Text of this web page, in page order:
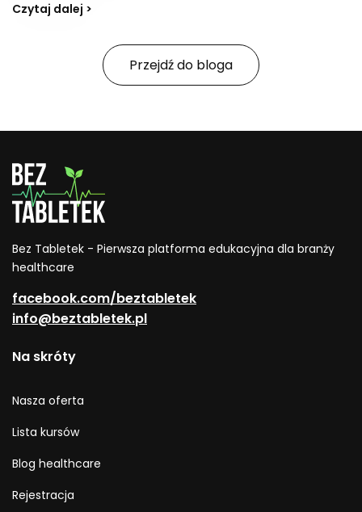
zależności od kompozycji bywają postrzegane jako
„bomba witaminowa” z witaminami z grupy B,
witaminą E i C. Jak tworzyć przepisy na smaczne,
zdrowe soki i na co zwracać uwagę, jeśli celem jest
toksyn?
Czytaj dalej >
Przejdź do bloga
Bez Tabletek - Pierwsza platforma edukacyjna dla branży
healthcare
facebook.com/beztabletek
info@beztabletek.pl
Na skróty
Nasza oferta
Lista kursów
Blog healthcare
Rejestracja